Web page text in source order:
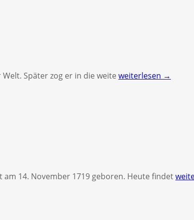
Später zog er in die weite weiterlesen →
14. November 1719 geboren. Heute findet